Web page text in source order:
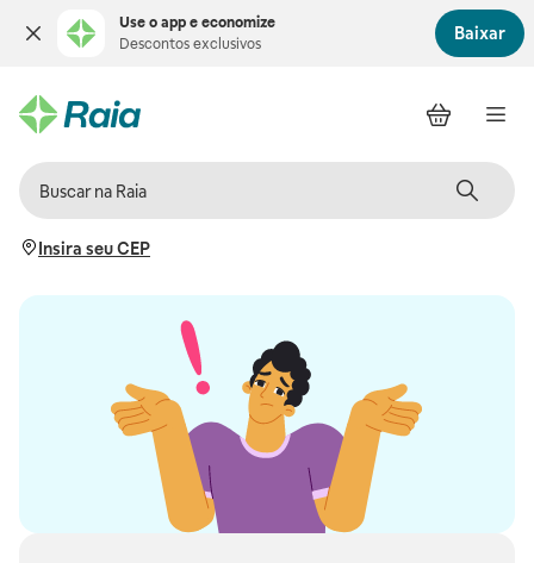
Use o app e economize
Descontos exclusivos
Baixar
Insira seu CEP